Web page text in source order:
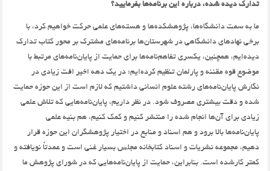
تدارک دیده شده،‌ درباره این برنامه‌ها بفرمایید؟
ما به سمت دانشگاه‌ها، پژوهشکده‌ها و هسته‌های علمی حرکت خواهیم کرد،‌ با
برخی نهادهای دانشگاهی در شهرستان‌ها برنامه‌های مشترک بر محور کتاب تدارک
دیده‌ایم،‌ همچنین، یکسری تفاهم‌نامه‌ها برای حمایت از پایان‌نامه‌های مرتبط با
موضوع قوه مقننه و پارلمان تنظیم کرده‌ایم‌؛ در یک دهه اخیر افت زیادی در
نگارش پایان‌نامه‌های رشته علوم انسانی داشتیم که لازم است از این حوزه حمایت
شده و دقت بیشتری مصروف شود. در نظر داریم،‌ پایان‌نامه‌هایی که تلاش علمی
زیادی برای آن‌ها انجام شده را منتشر کنیم و کمک کنیم، هم بنیه علمی
پایان‌نامه‌ها بالا برود و هم اسناد و منابع در اختیار پژوهشگران این حوزه قرار
دهیم،‌ مجموعه نشریات و اسناد کتابخانه مجلس بسیار غنی است و عمدتاً نویافته و
کمتر کارشده است. بنابراین، حمایت از پایان‌نامه‌هایی که در شورای پژوهش ما